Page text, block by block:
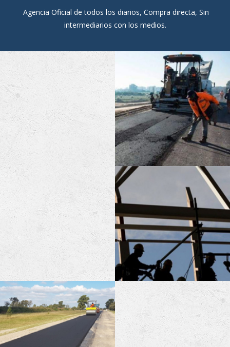
Agencia Oficial de todos los diarios, Compra directa, Sin
intermediarios con los medios.